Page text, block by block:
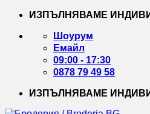
Skip
content
ИЗПЪЛНЯВАМЕ
Шоурум
Емайл
09:00 - 17:30
0878 79 49 58
ИЗПЪЛНЯВАМЕ